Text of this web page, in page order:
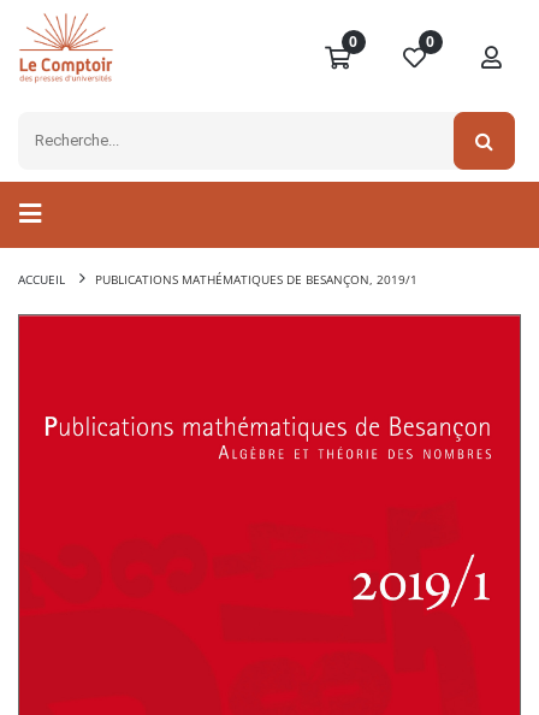
0 0
ACCUEIL PUBLICATIONS MATHÉMATIQUES DE BESANÇON, 2019/1